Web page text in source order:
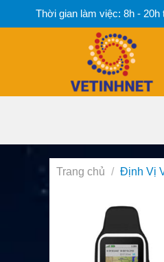
Thời gian làm việc: 8h -
Trang chủ / Định Vị